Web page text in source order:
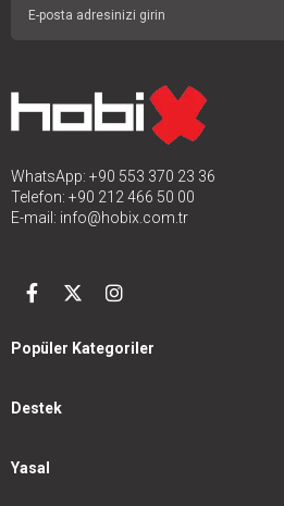
WhatsApp: +90 553 370 23 36
Telefon: +90 212 466 50 00
E-mail: info@hobix.com.tr
Popüler Kategoriler
Destek
Yasal